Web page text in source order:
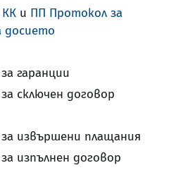
и ПП Протокол за
досието
гаранции
сключен договор
извършени плащания
изпълнен договор